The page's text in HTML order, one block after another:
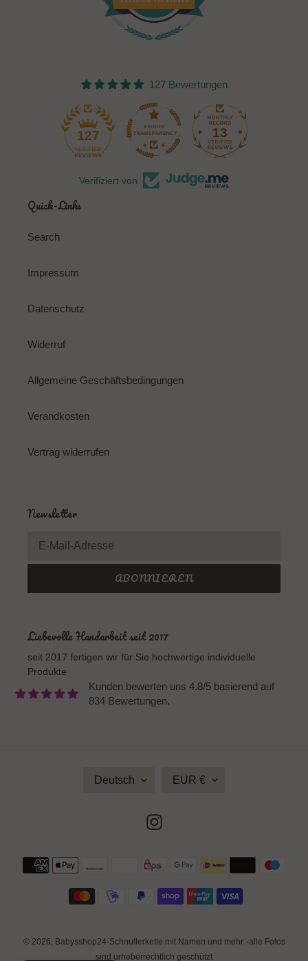
127 Bewertungen
127 13
Verifiziert von
Quick-Links
Search
Impressum
Datenschutz
Widerruf
Allgemeine Geschäftsbedingungen
Verandkosten
Vertrag widerrufen
Newsletter
ABONNIEREN
Liebevolle Handarbeit seit 2017
seit 2017 fertigen wir für Sie hochwertige individuelle
Produkte
Kunden bewerten uns 4.8/5 basierend auf
834 Bewertungen.
Deutsch W
R
U
EUR €
Instagram
Zahlungsmethoden
© 2026, Babysshop24-Schnullerkette mit Namen und mehr -alle Fotos
sind urheberrechtlich geschützt